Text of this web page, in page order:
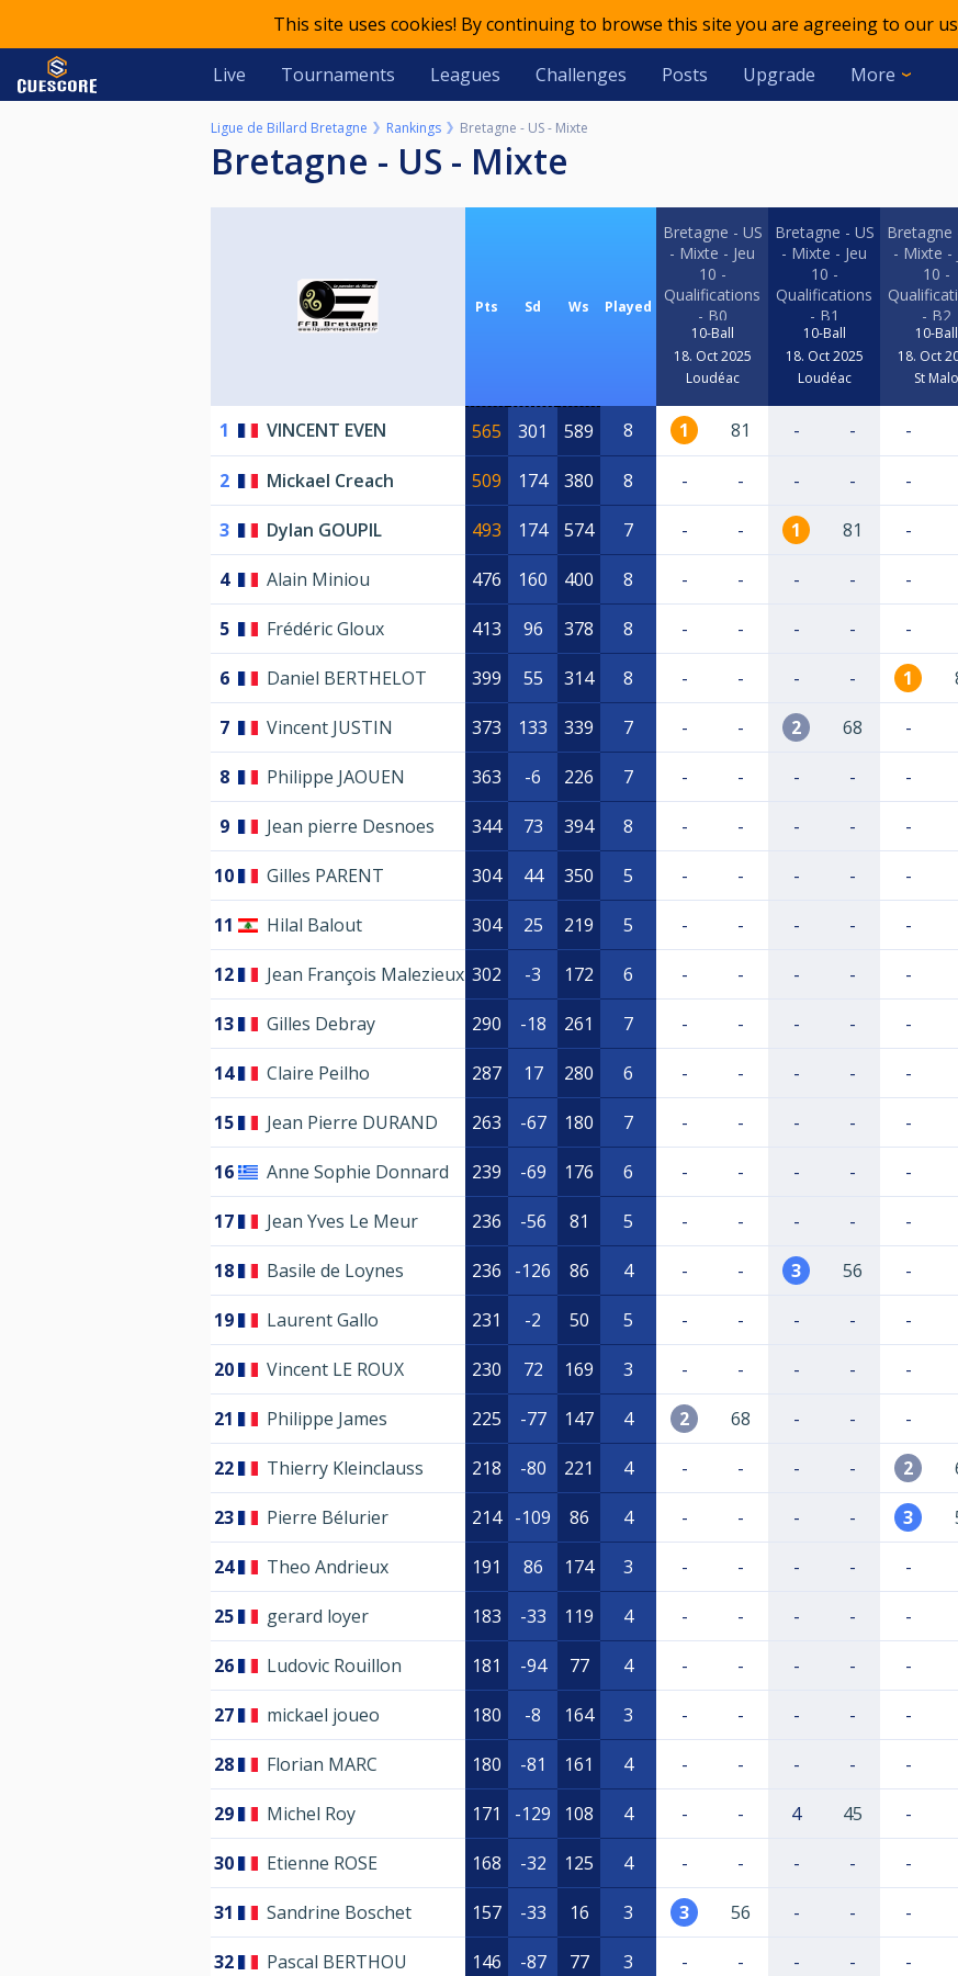
This site uses cookies! By continuing to browse this site you are agreeing to our
Live Tournaments Leagues Challenges Posts Upgrade More
Ligue de Billard Bretagne Rankings Bretagne - US - Mixte
Bretagne - US - Mixte
Pts Sd Ws Played
Bretagne - US
- Mixte - Jeu
10 -
Qualifications
- B0
10-Ball
18. Oct 2025
Loudéac
Bretagne - US
- Mixte - Jeu
10 -
Qualifications
- B1
10-Ball
18. Oct 2025
Loudéac
Bretagne
- Mixte -
10 -
- B2
10-Ball
18. Oct
St Malo
1 VINCENT EVEN 565 301 589 8 1 81 - - -
2 Mickael Creach 509 174 380 8 - - - - -
3 Dylan GOUPIL 493 174 574 7 - - 1 81 -
4 Alain Miniou 476 160 400 8 - - - - -
5 Frédéric Gloux 413 96 378 8 - - - - -
6 Daniel BERTHELOT 399 55 314 8 - - - - 1
7 Vincent JUSTIN 373 133 339 7 - - 2 68 -
8 Philippe JAOUEN 363 -6 226 7 - - - - -
9 Jean pierre Desnoes 344 73 394 8 - - - - -
10 Gilles PARENT 304 44 350 5 - - - - -
11 Hilal Balout 304 25 219 5 - - - - -
12 Jean François Malezieux 302 -3 172 6 - - - - -
13 Gilles Debray 290 -18 261 7 - - - - -
14 Claire Peilho 287 17 280 6 - - - - -
15 Jean Pierre DURAND 263 -67 180 7 - - - - -
16 Anne Sophie Donnard 239 -69 176 6 - - - - -
17 Jean Yves Le Meur 236 -56 81 5 - - - - -
18 Basile de Loynes 236 -126 86 4 - - 3 56 -
19 Laurent Gallo 231 -2 50 5 - - - - -
20 Vincent LE ROUX 230 72 169 3 - - - - -
21 Philippe James 225 -77 147 4 2 68 - - -
22 Thierry Kleinclauss 218 -80 221 4 - - - - 2
23 Pierre Bélurier 214 -109 86 4 - - - - 3
24 Theo Andrieux 191 86 174 3 - - - - -
25 gerard loyer 183 -33 119 4 - - - - -
26 Ludovic Rouillon 181 -94 77 4 - - - - -
27 mickael joueo 180 -8 164 3 - - - - -
28 Florian MARC 180 -81 161 4 - - - - -
29 Michel Roy 171 -129 108 4 - - 4 45 -
30 Etienne ROSE 168 -32 125 4 - - - - -
31 Sandrine Boschet 157 -33 16 3 3 56 - - -
32 Pascal BERTHOU 146 -87 77 3 - - - - -